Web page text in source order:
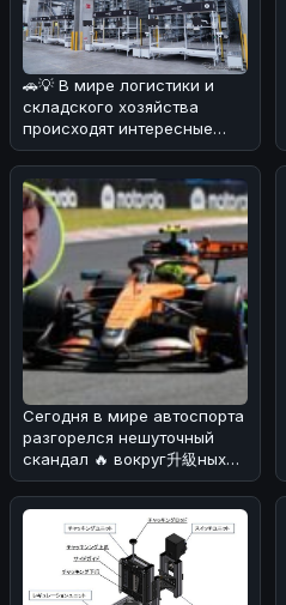
🚗💡 В мире логистики и
складского хозяйства
происходят интересные
изменения! ⚡️ Недавно
стало извес
Сегодня в мире автоспорта
разгорелся нешуточный
скандал 🔥 вокруг升級ных
пакетов для машин McLaren
MCL